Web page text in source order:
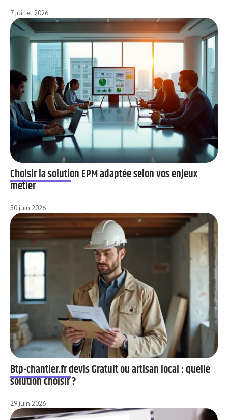
7 juillet 2026
Choisir la solution EPM adaptée selon vos enjeux
métier
30 juin 2026
Btp-chantier.fr devis Gratuit ou artisan local : quelle
solution choisir ?
29 juin 2026